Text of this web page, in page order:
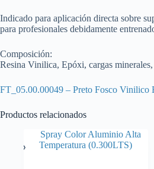
Indicado para aplicación directa sobre
para profesionales debidamente
Composición:
Resina Vinilica, Epóxi, cargas
FT_05.00.00049 – Preto Fosco Vinilico
Productos relacionados